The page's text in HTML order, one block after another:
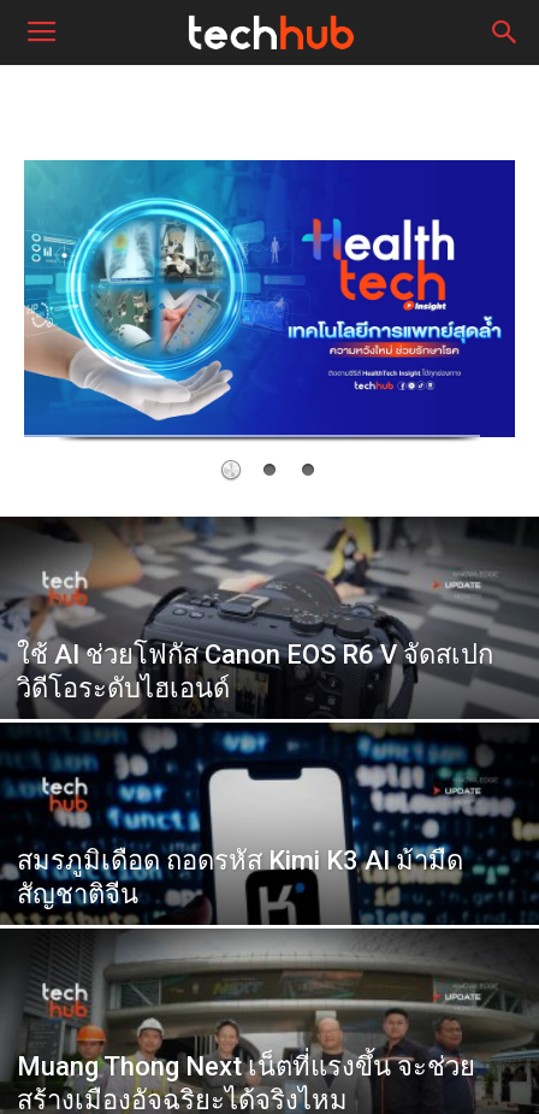
ใช้ AI ช่วยโฟกัส Canon EOS R6 V จัดสเปก
วิดีโอระดับไฮเอนด์
สมรภูมิเดือด ถอดรหัส Kimi K3 AI ม้ามืด
สัญชาติจีน
Muang Thong Next เน็ตที่แรงขึ้น จะช่วย
สร้างเมืองอัจฉริยะได้จริงไหม